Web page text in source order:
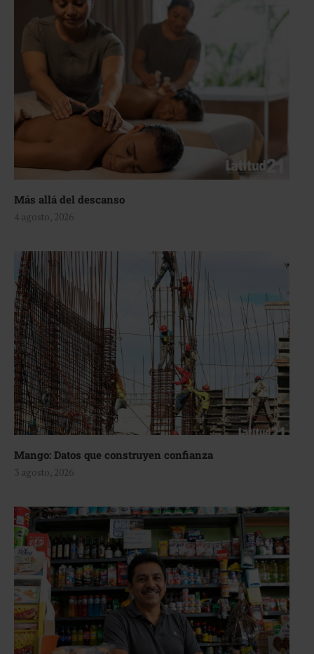
Más allá del descanso
4 agosto, 2026
Mango: Datos que construyen confianza
3 agosto, 2026